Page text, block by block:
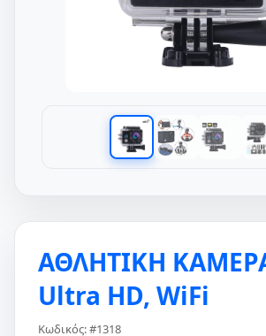
ΑΘΛΗΤΙΚΗ
Ultra HD, WiFi
Κωδικός: #1318